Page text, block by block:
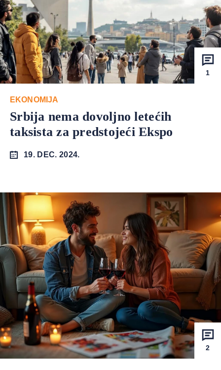
1
EKONOMIJA
Srbija nema dovoljno letećih
taksista za predstojeći Ekspo
19. DEC. 2024.
2